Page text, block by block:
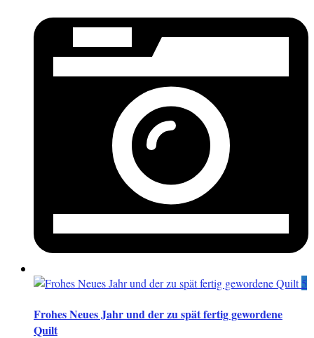
5
Frohes Neues Jahr und der zu spät fertig gewordene
Quilt